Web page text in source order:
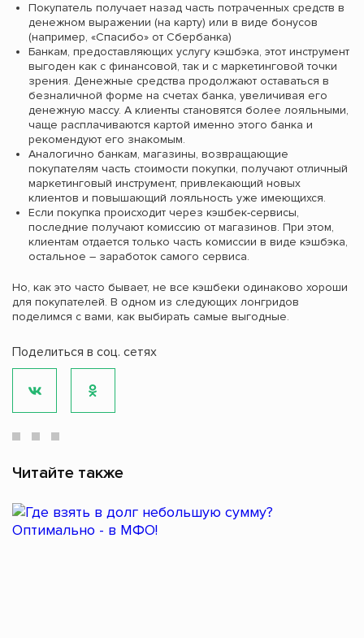
Покупатель получает назад часть потраченных средств в
денежном выражении (на карту) или в виде бонусов
(например, «Спасибо» от Сбербанка)
Банкам, предоставляющих услугу кэшбэка, этот инструмент
выгоден как c финансовой, так и с маркетинговой точки
зрения. Денежные средства продолжают оставаться в
безналичной форме на счетах банка, увеличивая его
денежную массу. А клиенты становятся более лояльными,
чаще расплачиваются картой именно этого банка и
рекомендуют его знакомым.
Аналогично банкам, магазины, возвращающие
покупателям часть стоимости покупки, получают отличный
маркетинговый инструмент, привлекающий новых
клиентов и повышающий лояльность уже имеющихся.
Если покупка происходит через кэшбек-сервисы,
последние получают комиссию от магазинов. При этом,
клиентам отдается только часть комиссии в виде кэшбэка,
остальное – заработок самого сервиса.
Но, как это часто бывает, не все кэшбеки одинаково хороши
для покупателей. В одном из следующих лонгридов
поделимся с вами, как выбирать самые выгодные.
Поделиться в соц. сетях
Читайте также